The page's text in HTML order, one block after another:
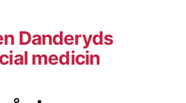
Danderyds
medicin